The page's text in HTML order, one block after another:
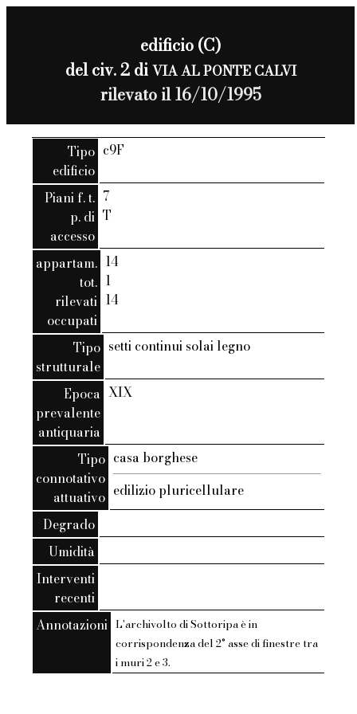
edificio (C)
del civ. 2 diVIA AL PONTE CALVI
rilevato il 16/10/1995
Tipo
edificio
c9F
Piani f. t.
p. di
accesso
7
T
appartam.
tot.
rilevati
occupati
14
1
14
Tipo
strutturale
setti continui solai legno
Epoca
prevalente
antiquaria
XIX
Tipo
connotativo
attuativo
casa borghese
edilizio pluricellulare
Degrado
Umidità
Interventi
recenti
Annotazioni L'archivolto di Sottoripa è in
corrispondenza del 2° asse di finestre tra
i muri 2 e 3.